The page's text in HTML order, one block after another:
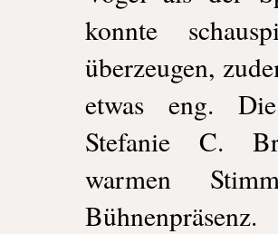
konnte
überzeugen,
etwas eng.
Stefanie C.
warmen